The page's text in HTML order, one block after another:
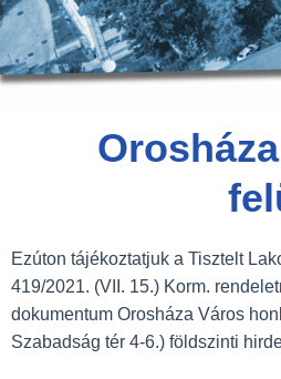
Ezúton tájékoztatjuk a Tisztelt
419/2021. (VII. 15.) Korm.
dokumentum Orosháza Város
Szabadság tér 4-6.) földszinti